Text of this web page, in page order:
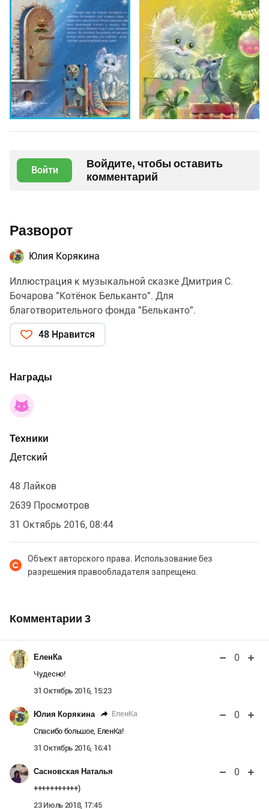
Войти
Войдите, чтобы оставить
комментарий
Разворот
Юлия Корякина
Иллюстрация к музыкальной сказке Дмитрия С.
Бочарова "Котёнок Бельканто". Для
благотворительного фонда "Бельканто".
48 Нравится
Награды
Техники
Детский
48 Лайков
2639 Просмотров
31 Октябрь 2016, 08:44
Объект авторского права. Использование без
разрешения правообладателя запрещено.
Комментарии 3
ЕленКа 0
Чудесно!
31 Октябрь 2016, 15:23
Юлия Корякина ЕленКа 0
Спасибо большое, ЕленКа!
31 Октябрь 2016, 16:41
Сасновская Наталья 0
+++++++++++)
23 Июль 2018, 17:45